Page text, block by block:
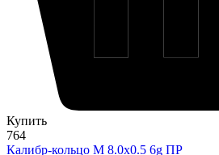
Купить
764
Калибр-кольцо М 8.0х0.5 6g ПР